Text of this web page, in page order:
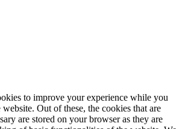
to improve your experience while you
Out of these, the cookies that are
are stored on your browser as they are